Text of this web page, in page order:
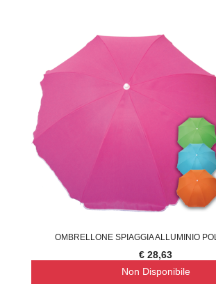
OMBRELLONE SPIAGGIA ALLUMINIO
€ 28,63
Non Disponibile